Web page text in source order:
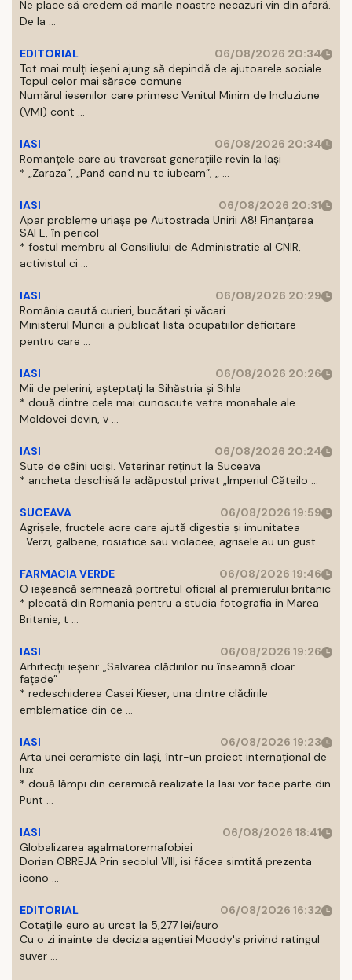
Ne place să credem că marile noastre necazuri vin din afară.
De la ...
EDITORIAL
06/08/2026 20:34
Tot mai mulți ieșeni ajung să depindă de ajutoarele sociale.
Topul celor mai sărace comune
Numărul iesenilor care primesc Venitul Minim de Incluziune
(VMI) cont ...
IASI
06/08/2026 20:34
Romanțele care au traversat generațiile revin la Iași
* „Zaraza”, „Pană cand nu te iubeam”, „ ...
IASI
06/08/2026 20:31
Apar probleme uriașe pe Autostrada Unirii A8! Finanțarea
SAFE, în pericol
* fostul membru al Consiliului de Administratie al CNIR,
activistul ci ...
IASI
06/08/2026 20:29
România caută curieri, bucătari și văcari
Ministerul Muncii a publicat lista ocupatiilor deficitare
pentru care ...
IASI
06/08/2026 20:26
Mii de pelerini, așteptați la Sihăstria și Sihla
* două dintre cele mai cunoscute vetre monahale ale
Moldovei devin, v ...
IASI
06/08/2026 20:24
Sute de câini uciși. Veterinar reținut la Suceava
* ancheta deschisă la adăpostul privat „Imperiul Căteilo ...
SUCEAVA
06/08/2026 19:59
Agrișele, fructele acre care ajută digestia și imunitatea
Verzi, galbene, rosiatice sau violacee, agrisele au un gust ...
FARMACIA VERDE
06/08/2026 19:46
O ieșeancă semnează portretul oficial al premierului britanic
* plecată din Romania pentru a studia fotografia in Marea
Britanie, t ...
IASI
06/08/2026 19:26
Arhitecții ieșeni: „Salvarea clădirilor nu înseamnă doar
fațade”
* redeschiderea Casei Kieser, una dintre clădirile
emblematice din ce ...
IASI
06/08/2026 19:23
Arta unei ceramiste din Iași, într-un proiect internațional de
lux
* două lămpi din ceramică realizate la Iasi vor face parte din
Punt ...
IASI
06/08/2026 18:41
Globalizarea agalmatoremafobiei
Dorian OBREJA Prin secolul VIII, isi făcea simtită prezenta
icono ...
EDITORIAL
06/08/2026 16:32
Cotațiile euro au urcat la 5,277 lei/euro
Cu o zi inainte de decizia agentiei Moody's privind ratingul
suver ...